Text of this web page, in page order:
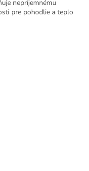
nepríjemnému
pre pohodlie a teplo